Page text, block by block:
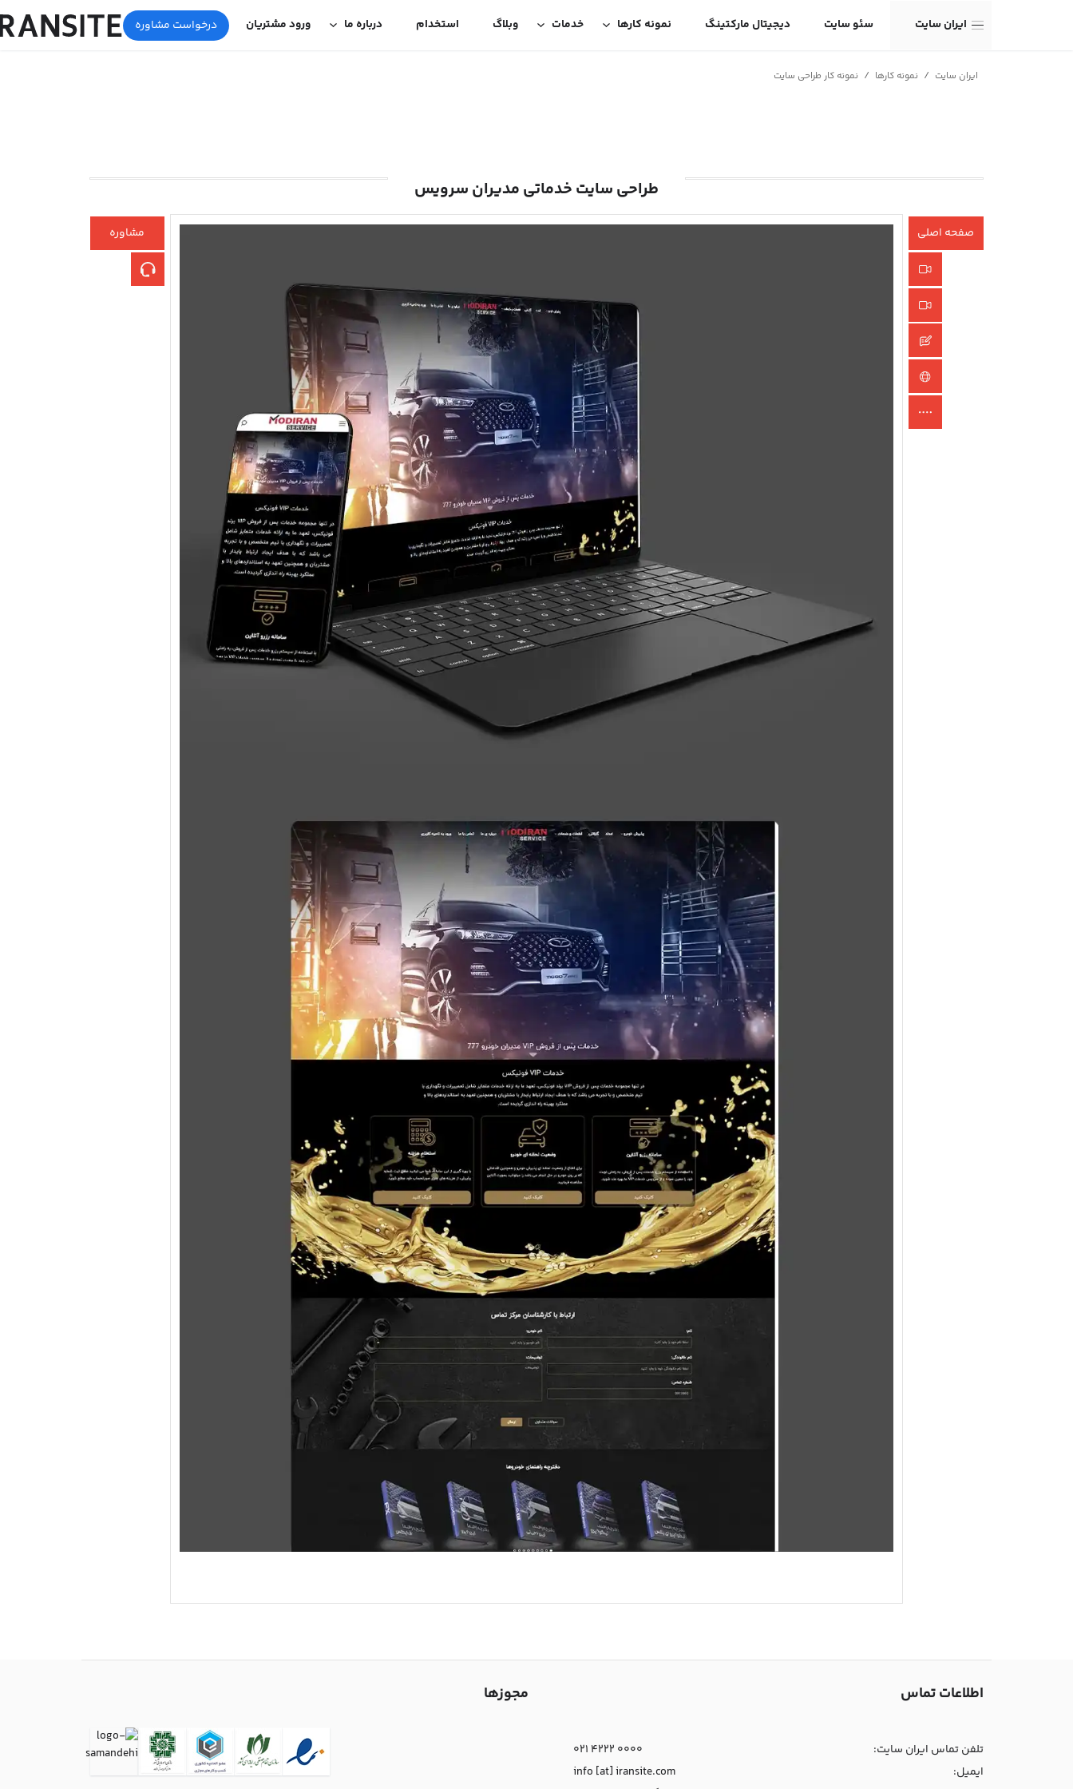
ایران سایت سئو سایت دیجیتال مارکتینگ نمونه کارها خدمات وبلاگ استخدام درباره ما ورود مشتریان درخواست مشاوره
ایران سایت / نمونه کارها / نمونه کار طراحی سایت
طراحی سایت خدماتی مدیران سرویس
صفحه اصلی مشاوره
اطلاعات تماس
تلفن تماس ایران سایت:
021 4222 0000
ایمیل:
info [at] iransite.com
مجوزها